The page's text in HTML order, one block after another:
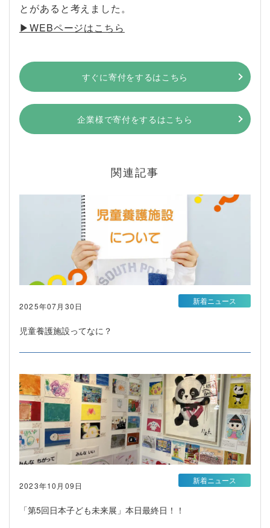
とがあると考えました。
▶︎WEBページはこちら
すぐに寄付をするはこちら
企業様で寄付をするはこちら
関連記事
2025年07月30日
児童養護施設ってなに？
新着ニュース
2023年10月09日
「第5回日本子ども未来展」本日最終日！！
新着ニュース